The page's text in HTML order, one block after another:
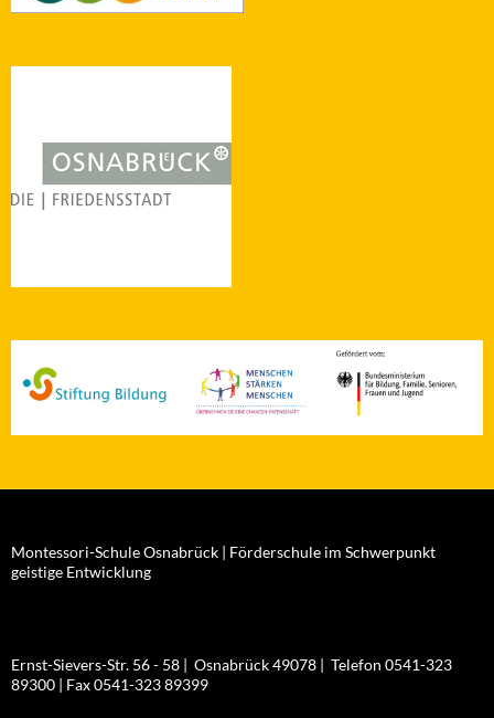
Montessori-Schule Osnabrück | Förderschule im Schwerpunkt
geistige Entwicklung
Ernst-Sievers-Str. 56 - 58 | Osnabrück 49078 | Telefon 0541-323
89300 | Fax 0541-323 89399